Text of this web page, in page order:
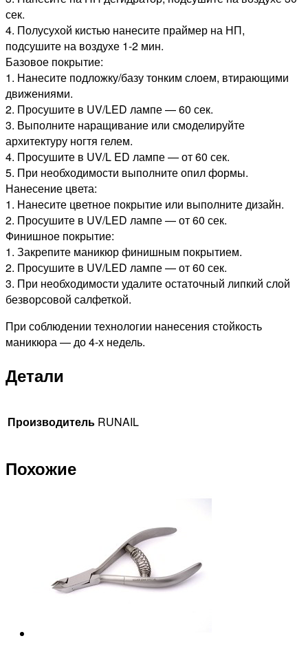
сек.
4. Полусухой кистью нанесите праймер на НП,
подсушите на воздухе 1-2 мин.
Базовое покрытие:
1. Нанесите подложку/базу тонким слоем, втирающими
движениями.
2. Просушите в UV/LED лампе — 60 сек.
3. Выполните наращивание или смоделируйте
архитектуру ногтя гелем.
4. Просушите в UV/L ED лампе — от 60 сек.
5. При необходимости выполните опил формы.
Нанесение цвета:
1. Нанесите цветное покрытие или выполните дизайн.
2. Просушите в UV/LED лампе — от 60 сек.
Финишное покрытие:
1. Закрепите маникюр финишным покрытием.
2. Просушите в UV/LED лампе — от 60 сек.
3. При необходимости удалите остаточный липкий слой
безворсовой салфеткой.
При соблюдении технологии нанесения стойкость
маникюра — до 4-х недель.
Детали
Производитель RUNAIL
Похожие